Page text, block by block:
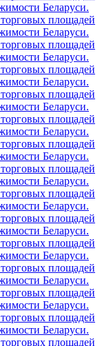
Беларуси.
площадей
Беларуси.
площадей
Беларуси.
площадей
Беларуси.
площадей
Беларуси.
площадей
Беларуси.
площадей
Беларуси.
площадей
Беларуси.
площадей
Беларуси.
площадей
Беларуси.
площадей
Беларуси.
площадей
Беларуси.
площадей
Беларуси.
площадей
Беларуси.
площадей